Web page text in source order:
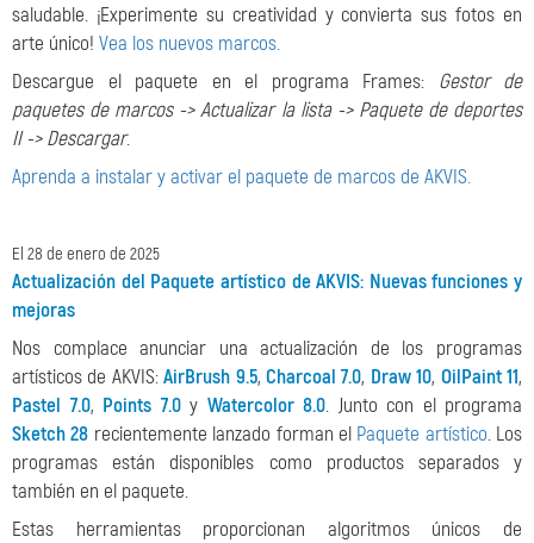
saludable. ¡Experimente su creatividad y convierta sus fotos en
arte único! Vea los nuevos marcos.
Descargue el paquete en el programa Frames: Gestor de
paquetes de marcos -> Actualizar la lista -> Paquete de deportes
II -> Descargar.
Aprenda a instalar y activar el paquete de marcos de AKVIS.
El 28 de enero de 2025
Actualización del Paquete artístico de AKVIS: Nuevas funciones y
mejoras
Nos complace anunciar una actualización de los programas
artísticos de AKVIS:AirBrush 9.5,Charcoal 7.0, Draw 10, OilPaint 11,
Pastel 7.0, Points 7.0y Watercolor 8.0. Junto con el programa
Sketch 28 recientemente lanzado forman el Paquete artístico. Los
programas están disponibles como productos separados y
también en el paquete.
Estas herramientas proporcionan algoritmos únicos de